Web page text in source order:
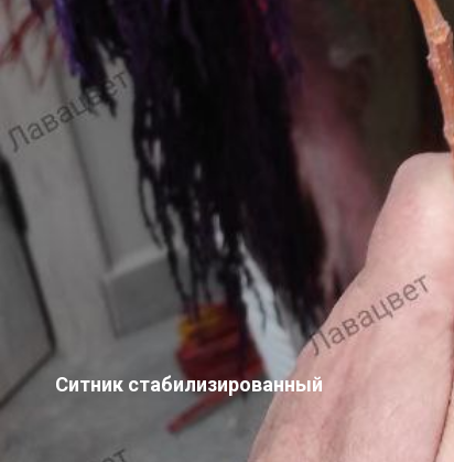
Ситник стабилизированный